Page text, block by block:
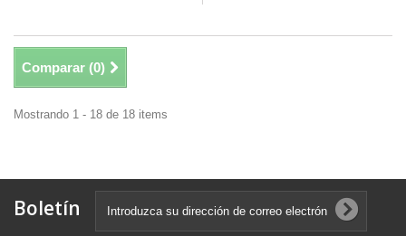
Comparar (0)
Mostrando 1 - 18 de 18 items
Boletín